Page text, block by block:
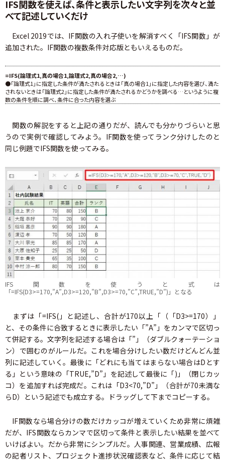
IFS関数を使えば、条件と表示したい文字列を次々と並
べて記述していくだけ
Excel 2019では、IF関数の入れ子使いを解消すべく「IFS関数」が
追加された。IF関数の複数条件対応版ともいえるものだ。
=IFS(論理式1,真の場合1,論理式2,真の場合2,…)
●「論理式1」に指定した条件が満たされるときは「真の場合1」に指定した内容を選び、満た
されないときは「論理式2」に指定した条件が満たされるかどうかを調べる…というように複
数の条件を順に調べ、条件に合った内容を選ぶ
関数の解説をすると上記の通りだが、読んでも分かりづらいと思
うので実例で確認してみよう。IF関数を使ってランク分けしたのと
同じ例題でIFS関数を使ってみる。
IFS関数を使うと式は
「=IFS(D3>=170,”A”,D3>=120,”B”,D3>=70,”C”,TRUE,”D”)」となる
まずは「=IFS(」と記述し、合計が170以上「（「D3>=170）」
と、その条件に合致するときに表示したい「”A”」をカンマで区切っ
て併記する。文字列を記述する場合は「”」（ダブルクォーテーショ
ン）で囲むのがルールだ。これを場合分けしたい数だけどんどん並
列に記述していく。最後に「どれにも当てはまらない場合はDとす
る」という意味の「TRUE,”D”」を記述して最後に「)」（閉じカッ
コ）を追加すれば完成だ。これは「D3<70,”D”」（合計が70未満な
らD）という記述でも成立する。ドラッグして下までコピーする。
IF関数なら場合分けの数だけカッコが増えていくため非常に煩雑
だが、IFS関数ならカンマで区切って条件と表示したい結果を並べて
いけばよい。だから非常にシンプルだ。人事関連、営業成績、広報
の記者リスト、プロジェクト進捗状況確認表など、条件に応じて結